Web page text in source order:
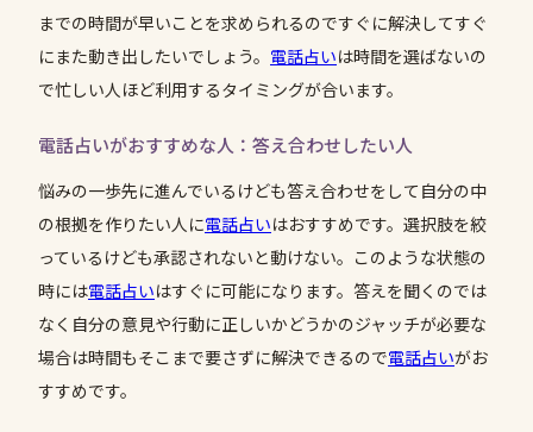
までの時間が早いことを求められるのですぐに解決してすぐ
にまた動き出したいでしょう。 電話占いは時間を選ばないの
で忙しい人ほど利用するタイミングが合います。
電話占いがおすすめな人：答え合わせしたい人
悩みの一歩先に進んでいるけども答え合わせをして自分の中
の根拠を作りたい人に電話占いはおすすめです。選択肢を絞
っているけども承認されないと動けない。このような状態の
時には電話占いはすぐに可能になります。答えを聞くのでは
なく自分の意見や行動に正しいかどうかのジャッチが必要な
場合は時間もそこまで要さずに解決できるので電話占いがお
すすめです。